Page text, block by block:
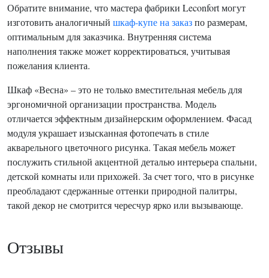
Обратите внимание, что мастера фабрики Leconfort могут
изготовить аналогичный шкаф-купе на заказпо размерам,
оптимальным для заказчика. Внутренняя система
наполнения также может корректироваться, учитывая
пожелания клиента.
Шкаф «Весна» – это не только вместительная мебель для
эргономичной организации пространства. Модель
отличается эффектным дизайнерским оформлением. Фасад
модуля украшает изысканная фотопечать в стиле
акварельного цветочного рисунка. Такая мебель может
послужить стильной акцентной деталью интерьера спальни,
детской комнаты или прихожей. За счет того, что в рисунке
преобладают сдержанные оттенки природной палитры,
такой декор не смотрится чересчур ярко или вызывающе.
Отзывы